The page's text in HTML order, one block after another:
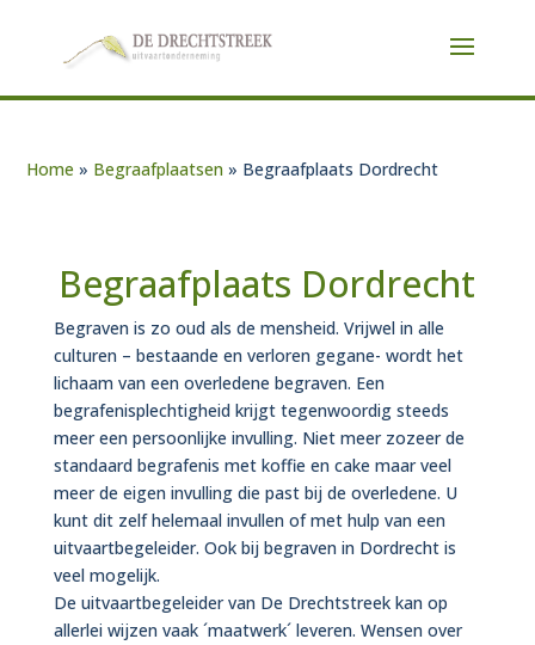
Home » Begraafplaatsen » Begraafplaats Dordrecht
Begraafplaats Dordrecht
Begraven is zo oud als de mensheid. Vrijwel in alle
culturen – bestaande en verloren gegane- wordt het
lichaam van een overledene begraven. Een
begrafenisplechtigheid krijgt tegenwoordig steeds
meer een persoonlijke invulling. Niet meer zozeer de
standaard begrafenis met koffie en cake maar veel
meer de eigen invulling die past bij de overledene. U
kunt dit zelf helemaal invullen of met hulp van een
uitvaartbegeleider. Ook bij begraven in Dordrecht is
veel mogelijk.
De uitvaartbegeleider van De Drechtstreek kan op
allerlei wijzen vaak ´maatwerk´ leveren. Wensen over